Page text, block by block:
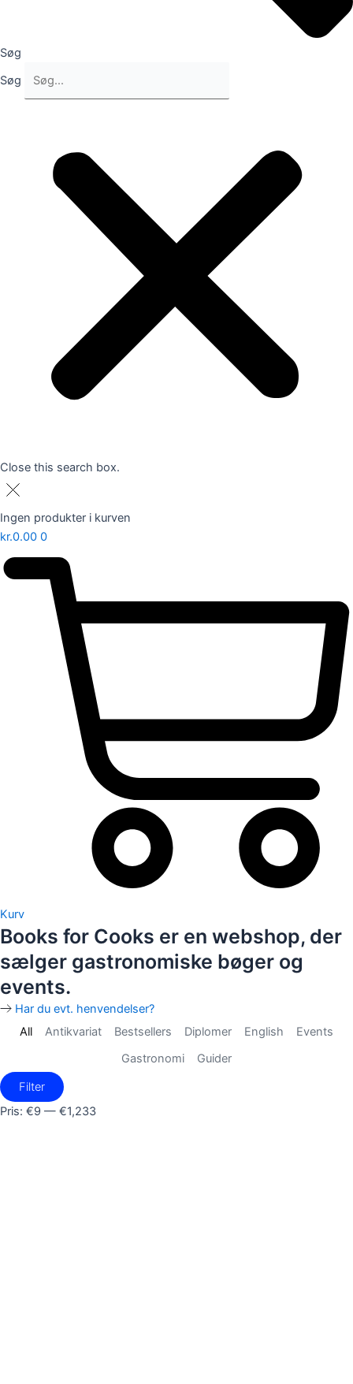
Søg
Søg
Close this search box.
Ingen produkter i kurven
kr.0.00 0
Kurv
Books for Cooks er en webshop, der
sælger gastronomiske bøger og
events.
Har du evt. henvendelser?
Antikvariat
Bestsellers Diplomer English
Events
Gastronomi
Guider
All
Filter
Pris: €9 — €1,233